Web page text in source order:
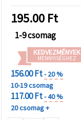
195.00 Ft
1-9 csomag
KEDVEZMÉNYEK
MENNYISÉGHEZ
156.00 Ft- 20 %
10-19 csomag
117.00 Ft- 40 %
20 csomag +